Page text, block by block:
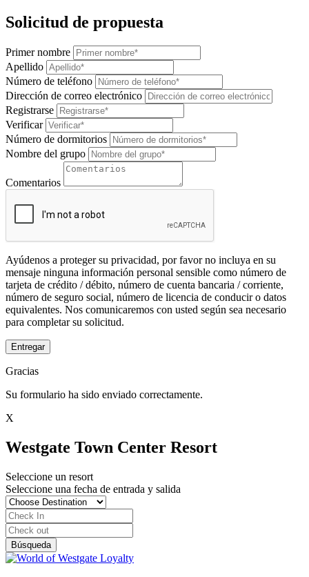
Solicitud de propuesta
Primer nombre
Apellido
Número de teléfono
Dirección de correo electrónico
Registrarse
Verificar
Número de dormitorios
Nombre del grupo
Comentarios
Ayúdenos a proteger su privacidad, por favor no incluya en su
mensaje ninguna información personal sensible como número de
tarjeta de crédito / débito, número de cuenta bancaria / corriente,
número de seguro social, número de licencia de conducir o datos
equivalentes. Nos comunicaremos con usted según sea necesario
para completar su solicitud.
Entregar
Gracias
Su formulario ha sido enviado correctamente.
X
Westgate Town Center Resort
Seleccione un resort
Seleccione una fecha de entrada y salida